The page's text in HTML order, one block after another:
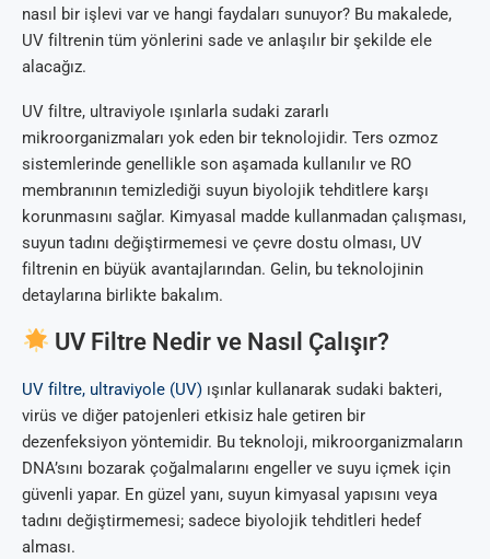
nasıl bir işlevi var ve hangi faydaları sunuyor? Bu makalede,
UV filtrenin tüm yönlerini sade ve anlaşılır bir şekilde ele
alacağız.
UV filtre, ultraviyole ışınlarla sudaki zararlı
mikroorganizmaları yok eden bir teknolojidir. Ters ozmoz
sistemlerinde genellikle son aşamada kullanılır ve RO
membranının temizlediği suyun biyolojik tehditlere karşı
korunmasını sağlar. Kimyasal madde kullanmadan çalışması,
suyun tadını değiştirmemesi ve çevre dostu olması, UV
filtrenin en büyük avantajlarından. Gelin, bu teknolojinin
detaylarına birlikte bakalım.
UV Filtre Nedir ve Nasıl Çalışır?
UV filtre, ultraviyole (UV) ışınlar kullanarak sudaki bakteri,
virüs ve diğer patojenleri etkisiz hale getiren bir
dezenfeksiyon yöntemidir. Bu teknoloji, mikroorganizmaların
DNA’sını bozarak çoğalmalarını engeller ve suyu içmek için
güvenli yapar. En güzel yanı, suyun kimyasal yapısını veya
tadını değiştirmemesi; sadece biyolojik tehditleri hedef
alması.